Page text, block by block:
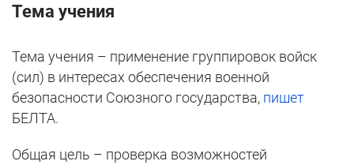
Тема учения
Тема учения – применение группировок войск
(сил) в интересах обеспечения военной
безопасности Союзного государства, пишет
БЕЛТА.
Общая цель – проверка возможностей